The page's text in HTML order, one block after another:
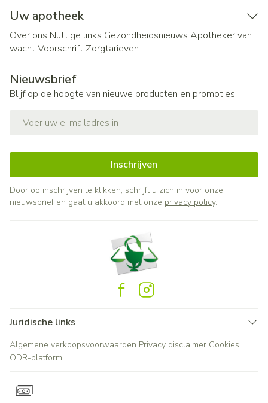
Uw apotheek
Over ons Nuttige links Gezondheidsnieuws Apotheker van
wachtVoorschrift Zorgtarieven
Nieuwsbrief
Blijf op de hoogte van nieuwe producten en promoties
Inschrijven
Door op inschrijven te klikken, schrijft u zich in voor onze
nieuwsbrief en gaat u akkoord met onze privacy policy.
Juridische links
Algemene verkoopsvoorwaarden Privacy disclaimer Cookies
ODR-platform